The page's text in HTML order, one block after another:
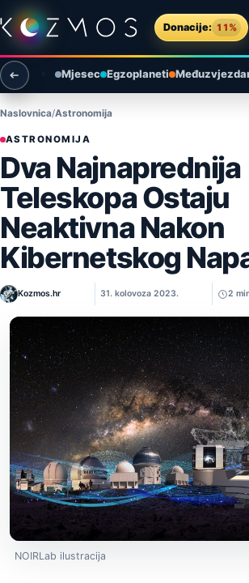
Preskoči na sadržaj
Donacije: 11%
Otvori izbornik
Otvori pretragu
Mjesec Egzoplaneti
Naslovnica Astronomija
ASTRONOMIJA
Dva Najnaprednija
Teleskopa Ostaju
Neaktivna Nakon
Kibernetskog
Kozmos.hr 31. kolovoza 2023. 2
NOIRLab ilustracija